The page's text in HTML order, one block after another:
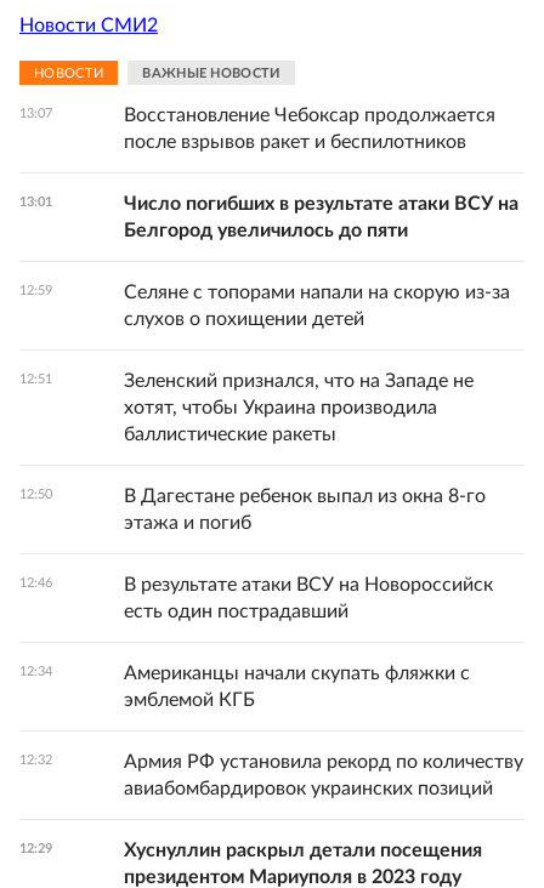
Новости СМИ2
НОВОСТИ ВАЖНЫЕ НОВОСТИ
13:07
Восстановление Чебоксар продолжается
после взрывов ракет и беспилотников
13:01
Число погибших в результате атаки ВСУ на
Белгород увеличилось до пяти
12:59
Селяне с топорами напали на скорую из-за
слухов о похищении детей
12:51
Зеленский признался, что на Западе не
хотят, чтобы Украина производила
баллистические ракеты
12:50
В Дагестане ребенок выпал из окна 8-го
этажа и погиб
12:46
В результате атаки ВСУ на Новороссийск
есть один пострадавший
12:34
Американцы начали скупать фляжки с
эмблемой КГБ
12:32
Армия РФ установила рекорд по количеству
авиабомбардировок украинских позиций
12:29
Хуснуллин раскрыл детали посещения
президентом Мариуполя в 2023 году